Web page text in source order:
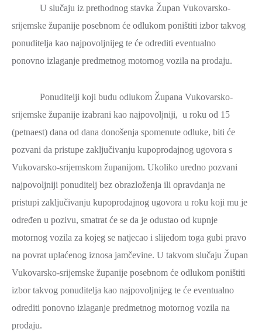
U slučaju iz prethodnog stavka Župan Vukovarsko-
srijemske županije posebnom će odlukom poništiti izbor takvog
ponuditelja kao najpovoljnijeg te će odrediti eventualno
ponovno izlaganje predmetnog motornog vozila na prodaju.
Ponuditelji koji budu odlukom Župana Vukovarsko-
srijemske županije izabrani kao najpovoljniji, u roku od 15
(petnaest) dana od dana donošenja spomenute odluke, biti će
pozvani da pristupe zaključivanju kupoprodajnog ugovora s
Vukovarsko-srijemskom županijom. Ukoliko uredno pozvani
najpovoljniji ponuditelj bez obrazloženja ili opravdanja ne
pristupi zaključivanju kupoprodajnog ugovora u roku koji mu je
određen u pozivu, smatrat će se da je odustao od kupnje
motornog vozila za kojeg se natjecao i slijedom toga gubi pravo
na povrat uplaćenog iznosa jamčevine. U takvom slučaju Župan
Vukovarsko-srijemske županije posebnom će odlukom poništiti
izbor takvog ponuditelja kao najpovoljnijeg te će eventualno
odrediti ponovno izlaganje predmetnog motornog vozila na
prodaju.